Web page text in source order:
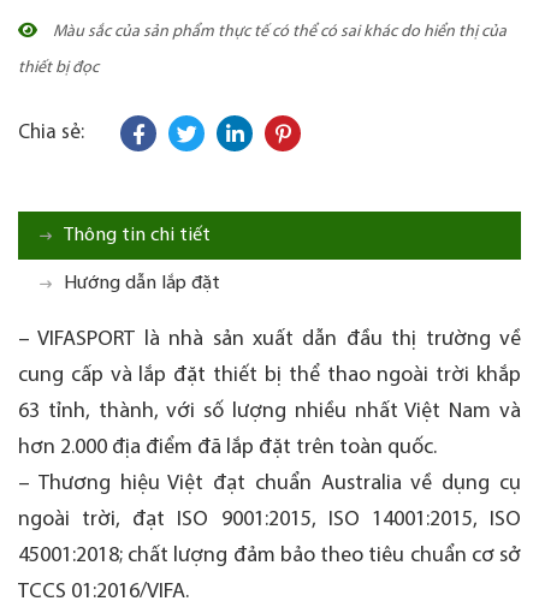
Màu sắc của sản phẩm thực tế có thể có sai khác do hiển thị của
thiết bị đọc
Chia sẻ:
Thông tin chi tiết
Hướng dẫn lắp đặt
– VIFASPORT là nhà sản xuất dẫn đầu thị trường về
cung cấp và lắp đặt thiết bị thể thao ngoài trời khắp
63 tỉnh, thành, với số lượng nhiều nhất Việt Nam và
hơn 2.000 địa điểm đã lắp đặt trên toàn quốc.
– Thương hiệu Việt đạt chuẩn Australia về dụng cụ
ngoài trời, đạt ISO 9001:2015, ISO 14001:2015, ISO
45001:2018; chất lượng đảm bảo theo tiêu chuẩn cơ sở
TCCS 01:2016/VIFA.